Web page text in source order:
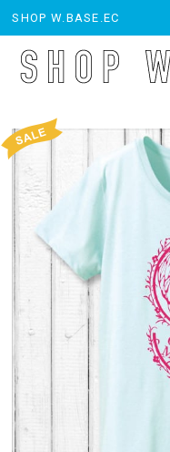
SHOP W.BASE.EC